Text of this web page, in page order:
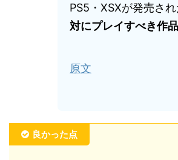
PS5・XSXが発売され
対にプレイすべき作品
原文
良かった点